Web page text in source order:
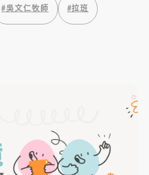
#吳文仁牧師 #拉班